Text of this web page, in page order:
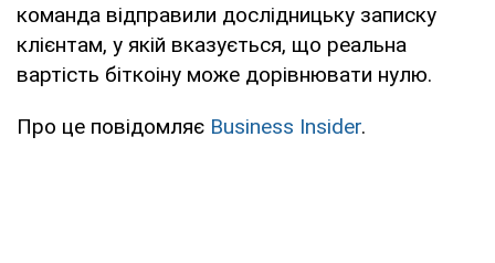
команда відправили дослідницьку записку
клієнтам, у якій вказується, що реальна
вартість біткоіну може дорівнювати нулю.
Про це повідомляє Business Insider.